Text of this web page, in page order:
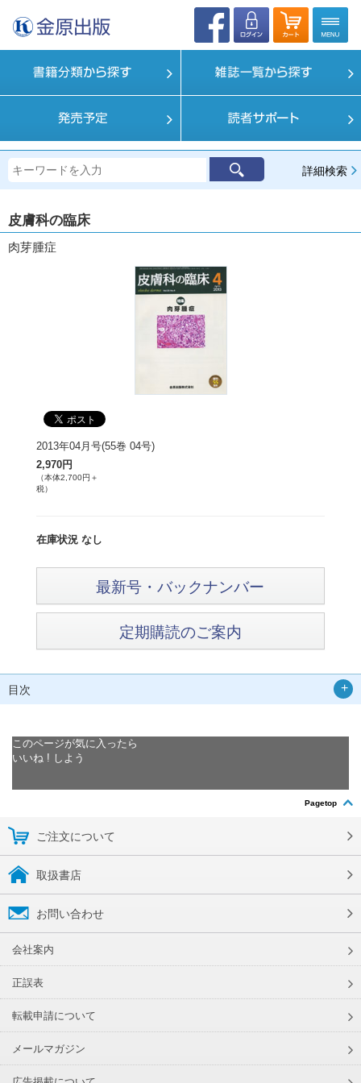
詳細検索
皮膚科の臨床
肉芽腫症
2013年04月号(55巻 04号)
2,970円
（本体2,700円＋
税）
在庫状況 なし
最新号・バックナンバー
定期購読のご案内
目次
このページが気に入ったら
いいね ! しよう
Pagetop
ご注文について
取扱書店
お問い合わせ
会社案内
正誤表
転載申請について
メールマガジン